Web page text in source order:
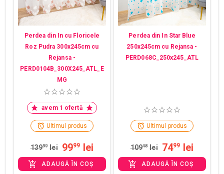
Perdea din In cu Floricele
Roz Pudra 300x245cm cu
Rejansa -
PERD0104B_300X245_ATL_E
MG
avem 1 ofertă
Ultimul produs
13999 lei 9999 lei
ADAUGĂ ÎN COȘ
Perdea din In Star Blue
250x245cm cu Rejansa -
PERD068C_250x245_ATL
Ultimul produs
10948 lei 7499 lei
ADAUGĂ ÎN COȘ